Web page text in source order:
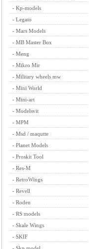
- Kp-models
- Legato
- Mars Models
- MB Master Box
- Meng
- Mikro Mir
- Military wheels mw
- Mini World
- Mini-art
- Modelsvit
- MPM
- Msd / maqutte
- Planet Models
- Proskit Tool
- Res-M
- RetroWings
- Revell
- Roden
- RS models
- Skale Wings
- SKIF